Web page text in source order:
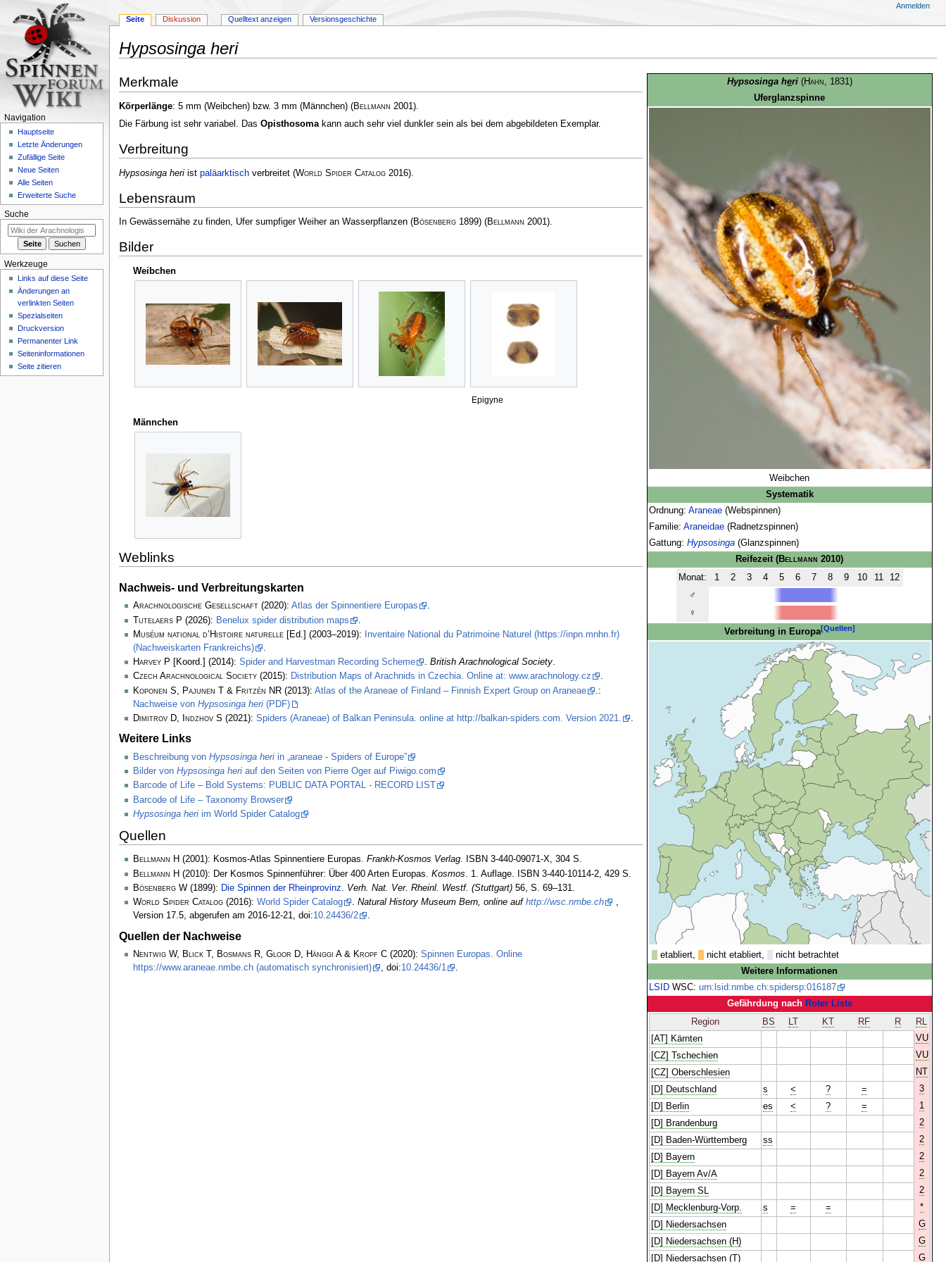
Hypsosinga heri
Navigation
springen
Suche
springen
Hypsosinga heri (Hahn, 1831)
Uferglanzspinne
Weibchen
Systematik
Ordnung: Araneae(Webspinnen)
Familie: Araneidae(Radnetzspinnen)
Gattung: Hypsosinga(Glanzspinnen)
Reifezeit(Bellmann 2010)
Monat:
1 2 3 4 5 6 7 8 9 10 11
12
♂
♀
Verbreitung in Europa[Quellen]
etabliert, nicht etabliert,
nicht betrachtet
Weitere Informationen
LSIDWSC: urn:lsid:nmbe.ch:spidersp:016187
Gefährdung nach Roter Liste
Region
BS LT KT RF R
RL
[AT] Kärnten
VU
[CZ] Tschechien
VU
[CZ] Oberschlesien
NT
[D] Deutschland
s < ? =
3
[D] Berlin
es < ? =
1
[D] Brandenburg
2
[D] Baden-Württemberg
ss
2
[D] Bayern
2
[D] Bayern Av/A
2
[D] Bayern SL
2
[D] Mecklenburg-Vorp.
s = =
*
[D] Niedersachsen
G
[D] Niedersachsen (H)
G
[D] Niedersachsen (T)
G
Merkmale
Körperlänge: 5 mm (Weibchen) bzw. 3 mm (Männchen) (Bellmann 2001).
Die Färbung ist sehr variabel. Das Opisthosomakann auch sehr viel dunkler sein als bei dem abgebildeten Exemplar.
Verbreitung
Hypsosinga heriist paläarktischverbreitet (World Spider Catalog2016).
Lebensraum
In Gewässernähe zu finden, Ufer sumpfiger Weiher an Wasserpflanzen (Bösenberg1899) (Bellmann 2001).
Bilder
Weibchen
Epigyne
Männchen
Weblinks
Nachweis- und Verbreitungskarten
Arachnologische Gesellschaft(2020): Atlas der Spinnentiere Europas
.
Tutelaers P (2026): Benelux spider distribution maps
Muséum national d’Histoire naturelle[Ed.] (2003–2019):
Inventaire National du Patrimoine Naturel (https://inpn.mnhn.fr)
(Nachweiskarten Frankreichs)
.
Harvey P [Koord.] (2014): Spider and Harvestman Recording Scheme . British Arachnological Society.
Czech Arachnological Society(2015): Distribution Maps of Arachnids in Czechia. Online at: www.arachnology.cz
.
Koponen S, Pajunen T & Fritzén NR(2013): Atlas of the Araneae of Finland – Finnish Expert Group on Araneae
.:
Nachweise von Hypsosinga heri(PDF)
Dimitrov D, Indzhov S (2021): Spiders (Araneae) of Balkan Peninsula. online at http://balkan-spiders.com. Version 2021. .
Weitere Links
Beschreibung von Hypsosinga heriin „araneae - Spiders of Europe”
Bilder von Hypsosinga heriauf den Seiten von Pierre Oger auf Piwigo.com
Barcode of Life – Bold Systems: PUBLIC DATA PORTAL - RECORD LIST
Barcode of Life – Taxonomy Browser
Hypsosinga heriim World Spider Catalog
Quellen
Bellmann H (2001): Kosmos-Atlas Spinnentiere Europas. Frankh-Kosmos Verlag. ISBN 3-440-09071-X, 304 S.
Bellmann H (2010): Der Kosmos Spinnenführer: Über 400 Arten Europas. Kosmos . 1. Auflage. ISBN 3-440-10114-2, 429 S.
Bösenberg W(1899): Die Spinnen der Rheinprovinz. Verh. Nat. Ver. Rheinl. Westf. (Stuttgart)56, S. 69–131.
World Spider Catalog(2016): World Spider Catalog . Natural History Museum Bern, online auf http://wsc.nmbe.ch
,
Version 17.5, abgerufen am 2016-12-21, doi:10.24436/2 .
Quellen der Nachweise
Nentwig W, Blick T, Bosmans R, Gloor D, Hänggi A & Kropf C(2020): Spinnen Europas. Online
https://www.araneae.nmbe.ch (automatisch synchronisiert)
, doi:10.24436/1 .
Seite Diskussion Quelltext anzeigen Versionsgeschichte
Anmelden
Navigation
Hauptseite
Letzte Änderungen
Zufällige Seite
Neue Seiten
Alle Seiten
Erweiterte Suche
Suche
Werkzeuge
Links auf diese Seite
Änderungen an
verlinkten Seiten
Spezialseiten
Druckversion
Permanenter Link
Seiten­­informationen
Seite zitieren